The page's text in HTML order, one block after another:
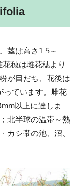
茎は高さ1.5～
穂は雌花穂より
が目だち、花後は
っています。雌花
以上に達しま
北半球の温帯～熱
カシ帯の池、沼、